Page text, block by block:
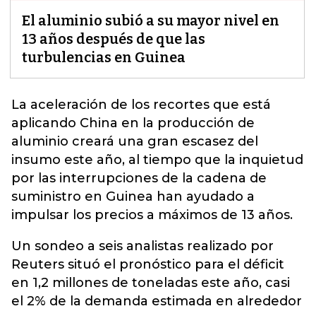
El aluminio subió a su mayor nivel en
13 años después de que las
turbulencias en Guinea
La aceleración de los recortes que está
aplicando China en la producción de
aluminio creará una gran escasez del
insumo este año, al tiempo que la inquietud
por las interrupciones de la cadena de
suministro en Guinea han ayudado a
impulsar los precios a máximos de 13 años.
Un sondeo a seis analistas realizado por
Reuters situó el pronóstico para el déficit
en 1,2 millones de toneladas este año, casi
el 2% de la demanda estimada en alrededor